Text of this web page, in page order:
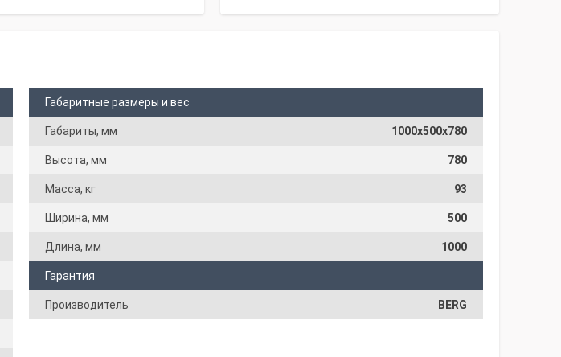
Габаритные размеры и вес
Габариты, мм 1000х500х780
Высота, мм 780
Масса, кг 93
Ширина, мм 500
Длина, мм 1000
Гарантия
Производитель BERG